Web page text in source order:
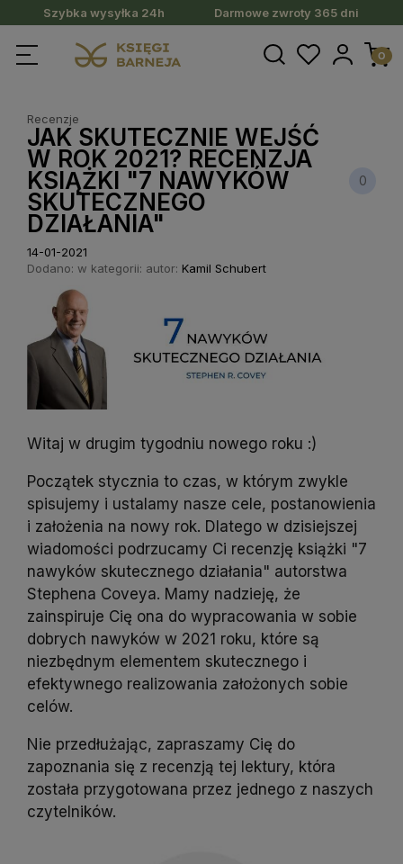
Szybka wysyłka 24h Darmowe zwroty 365 dni
Recenzje
JAK SKUTECZNIE WEJŚĆ
W ROK 2021? RECENZJA
KSIĄŻKI "7 NAWYKÓW
SKUTECZNEGO
DZIAŁANIA"
0
14-01-2021
Dodano: w kategorii: autor: Kamil Schubert
Witaj w drugim tygodniu nowego roku :)
Początek stycznia to czas, w którym zwykle
spisujemy i ustalamy nasze cele, postanowienia
i założenia na nowy rok. Dlatego w dzisiejszej
wiadomości podrzucamy Ci recenzję książki "7
nawyków skutecznego działania" autorstwa
Stephena Coveya. Mamy nadzieję, że
zainspiruje Cię ona do wypracowania w sobie
dobrych nawyków w 2021 roku, które są
niezbędnym elementem skutecznego i
efektywnego realizowania założonych sobie
celów.
Nie przedłużając, zapraszamy Cię do
zapoznania się z recenzją tej lektury, która
została przygotowana przez jednego z naszych
czytelników.